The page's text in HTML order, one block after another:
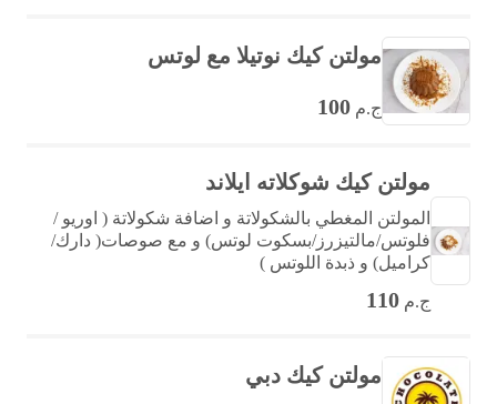
مولتن كيك نوتيلا مع لوتس
ج.م 100
مولتن كيك شوكلاته ايلاند
المولتن المغطي بالشكولاتة و اضافة شكولاتة ( اوريو /
فلوتس/مالتيزرز/بسكوت لوتس) و مع صوصات( دارك/
كراميل) و ذبدة اللوتس )
ج.م 110
مولتن كيك دبي